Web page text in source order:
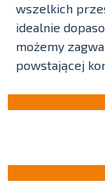
wszelkich
idealnie
możemy
powstającej